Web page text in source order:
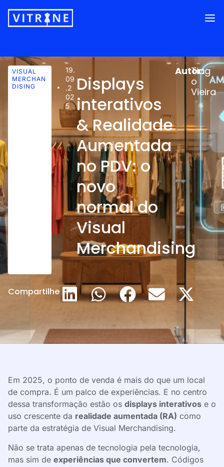
VISUAL
MERCHAN
DISING
19.
09
.2
02
5
Displays
interativos
& Realidade
Aumentada
no PDV: o
novo
normal do
Visual
Merchandising
Autor:
Tiag
o
Vieira
Compartilhe
Em 2025, o ponto de venda é mais do que um local
de compra. É um palco de experiências. E no centro
dessa transformação estão os displays interativos e o
uso crescente da realidade aumentada (RA) como
parte da estratégia de Visual Merchandising.
Não se trata apenas de tecnologia pela tecnologia,
mas sim de experiências que convertem. Códigos